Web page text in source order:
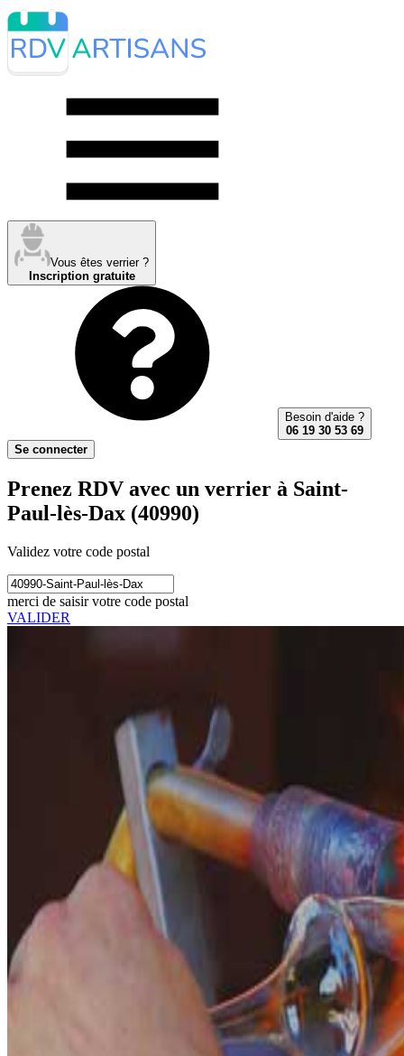
Vous êtes verrier ?
Inscription gratuite
Besoin d'aide ?
06 19 30 53 69
Se connecter
Prenez RDV avec un verrier à Saint-
Paul-lès-Dax (40990)
Validez votre code postal
merci de saisir votre code postal
VALIDER